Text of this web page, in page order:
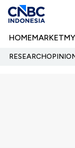
HOMEMARKET
RESEARCH